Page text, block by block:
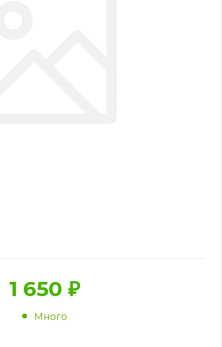
1 650 ₽
Много